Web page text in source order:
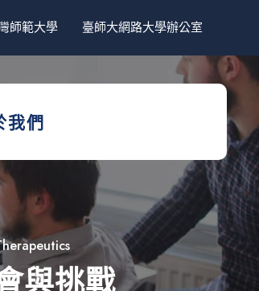
師範大學 臺師大網路大學辦公室
我們
與挑戰